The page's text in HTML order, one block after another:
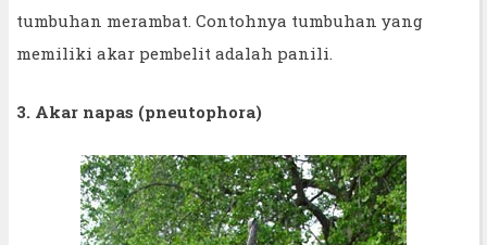
tumbuhan merambat. Contohnya tumbuhan yang
memiliki akar pembelit adalah panili.
3. Akar napas (pneutophora)